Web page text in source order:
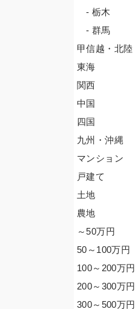
- 栃木
- 群馬
甲信越・北陸
東海
関西
中国
四国
九州・沖縄
マンション
戸建て
土地
農地
～50万円
50～100万円
100～200万円
200～300万円
300～500万円